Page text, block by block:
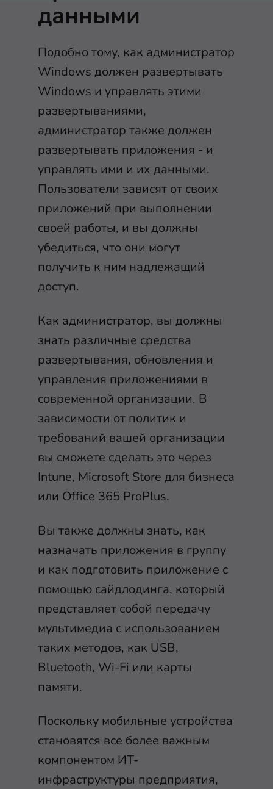
данными
Подобно тому, как администратор
Windows должен развертывать
Windows и управлять этими
развертываниями,
администратор также должен
развертывать приложения - и
управлять ими и их данными.
Пользователи зависят от своих
приложений при выполнении
своей работы, и вы должны
убедиться, что они могут
получить к ним надлежащий
доступ.
Как администратор, вы должны
знать различные средства
развертывания, обновления и
управления приложениями в
современной организации. В
зависимости от политик и
требований вашей организации
вы сможете сделать это через
Intune, Microsoft Store для бизнеса
или Office 365 ProPlus.
Вы также должны знать, как
назначать приложения в группу
и как подготовить приложение с
помощью сайдлодинга, который
представляет собой передачу
мультимедиа с использованием
таких методов, как USB,
Bluetooth, Wi-Fi или карты
памяти.
Поскольку мобильные устройства
становятся все более важным
компонентом ИТ-
инфраструктуры предприятия,